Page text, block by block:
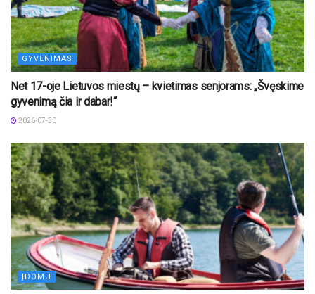
GYVENIMAS
Net 17-oje Lietuvos miestų – kvietimas senjorams: „Švęskime
gyvenimą čia ir dabar!“
2026-07-30
ĮDOMU